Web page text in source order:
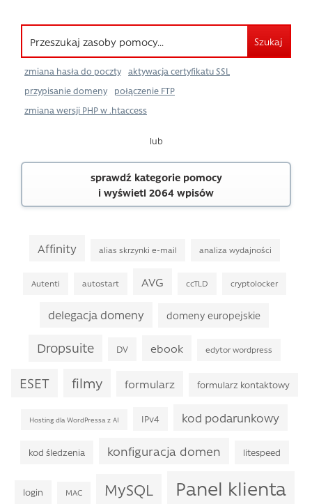
Szukaj
zmiana hasła do poczty
aktywacja certyfikatu SSL
przypisanie domeny
połączenie FTP
zmiana wersji PHP w .htaccess
lub
sprawdź kategorie pomocy
i wyświetl 2064 wpisów
Affinity alias skrzynki e-mail analiza wydajności
Autenti autostart AVG ccTLD cryptolocker
delegacja domeny domeny europejskie
Dropsuite DV ebook edytor wordpress
ESET filmy formularz formularz kontaktowy
Hosting dla WordPressa z AI IPv4 kod podarunkowy
kod śledzenia konfiguracja domen litespeed
login MAC MySQL Panel klienta